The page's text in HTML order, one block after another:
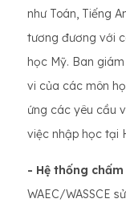
như Toán, Tiếng
tương đương với
học Mỹ. Ban
vi của các môn
ứng các yêu cầu
việc nhập học tại
- Hệ thống chấm
WAEC/WASSCE